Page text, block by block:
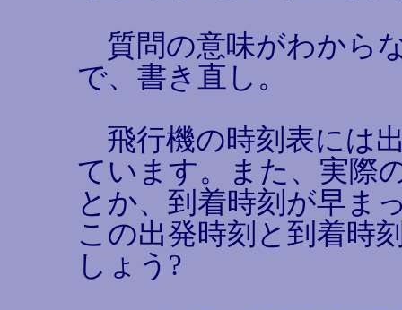
質問の意味がわから
で、書き直し。
飛行機の時刻表には
ています。また、実際
とか、到着時刻が早ま
この出発時刻と到着時
しょう?